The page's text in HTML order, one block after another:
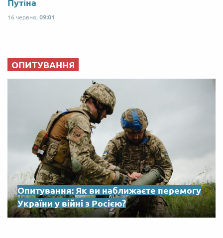
Путіна
16 червня, 09:01
ОПИТУВАННЯ
Опитування: Як ви наближаєте перемогу
України у війні з Росією?